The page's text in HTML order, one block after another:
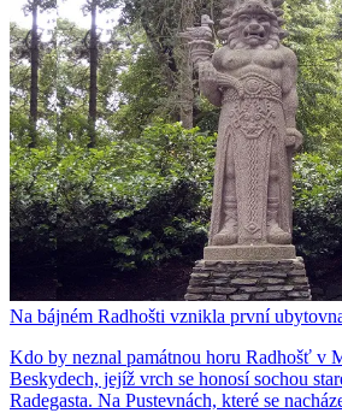
Na bájném Radhošti vznikla první
Kdo by neznal památnou horu Radhošť v
Beskydech, jejíž vrch se honosí sochou
Radegasta. Na Pustevnách, které se